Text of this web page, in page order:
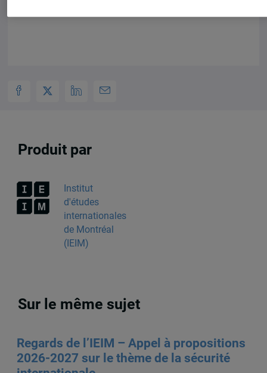
Produit par
Institut
d'études
internationales
de Montréal
(IEIM)
Sur le même sujet
Regards de l’IEIM – Appel à propositions
2026-2027 sur le thème de la sécurité